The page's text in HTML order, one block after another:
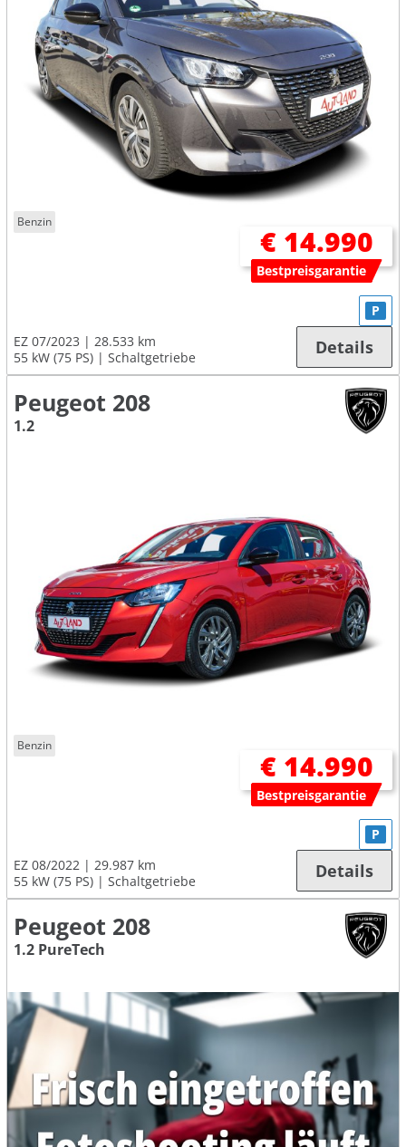
Benzin
€ 14.990
Bestpreisgarantie
EZ 07/2023
28.533 km
55 kW (75 PS)
Schaltgetriebe
P
Details
Peugeot 208
1.2
Benzin
€ 14.990
Bestpreisgarantie
EZ 08/2022
29.987 km
55 kW (75 PS)
Schaltgetriebe
P
Details
Peugeot 208
1.2 PureTech